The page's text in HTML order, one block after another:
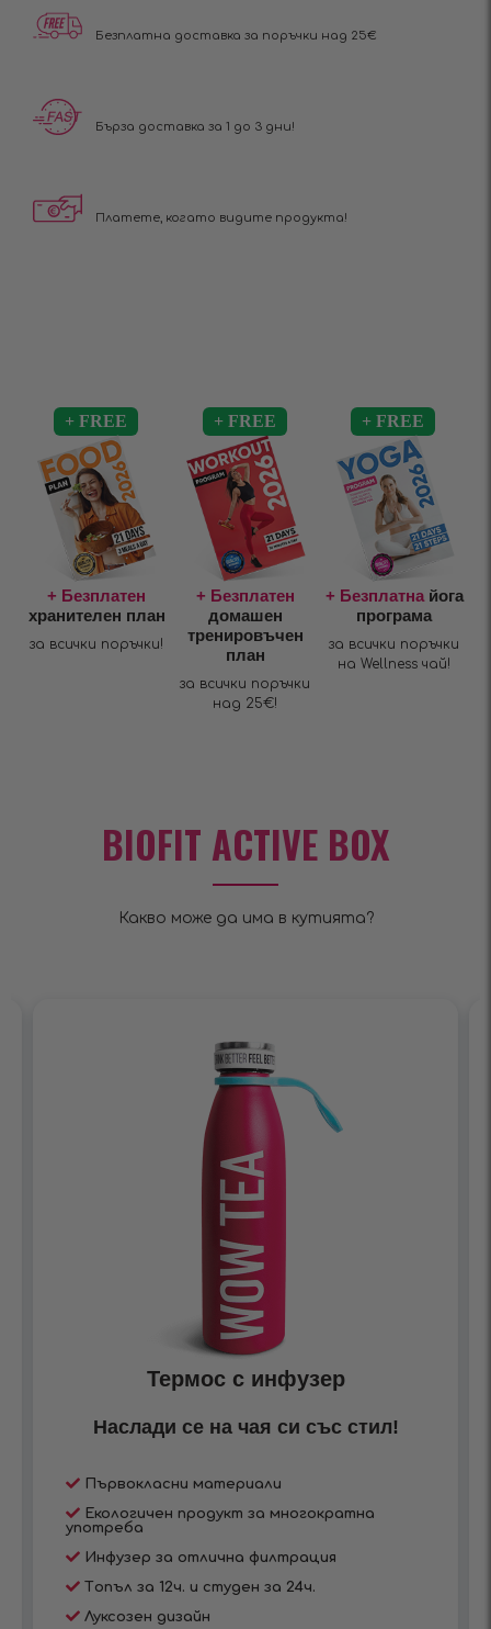
Безплатна доставка за поръчки над 25€
Бърза доставка за 1 до 3 дни!
Платете, когато видите продукта!
+ Безплатен
хранителен план
за всички поръчки!
+ Безплатен
домашен
тренировъчен
план
за всички поръчки
над 25€!
+ Безплатнайога
програма
за всички поръчки
на Wellness чай!
BIOFIT ACTIVE BOX
Какво може да има в кутията?
Термос с инфузер
Наслади се на чая си със стил!
Първокласни материали
Екологичен продукт за многократна
употреба
Инфузер за отлична филтрация
Tопъл за 12ч. и студен за 24ч.
Луксозен дизайн